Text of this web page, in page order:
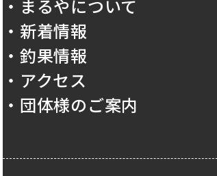
・まるやについて
・新着情報
・釣果情報
・アクセス
・団体様のご案内